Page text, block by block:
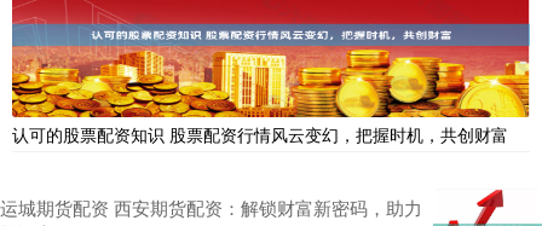
认可的股票配资知识 股票配资行情风云变幻，把握时机，共创财富
运城期货配资 西安期货配资：解锁财富新密码，助力